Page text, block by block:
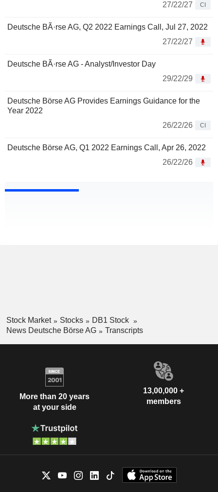
27/22/27
CI
Deutsche BÃ·rse AG, Q2 2022 Earnings Call, Jul 27, 2022
27/22/27
Deutsche BÃ·rse AG - Analyst/Investor Day
29/22/29
Deutsche Börse AG Provides Earnings Guidance for the
Year 2022
26/22/26
CI
Deutsche Börse AG, Q1 2022 Earnings Call, Apr 26, 2022
26/22/26
Stock Market Stocks
DB1 Stock
News Deutsche Börse AG
Transcripts
More than 20 years
at your side
13,00,000 +
members